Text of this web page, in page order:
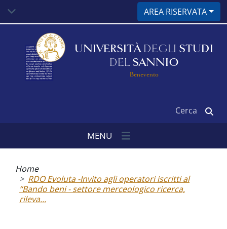
contenuto
AREA RISERVATA
UNIVERSITÀ DEGLI STUDI
DEL SANNIO
Benevento
MENU
pane
Home
RDO Evoluta -Invito agli operatori iscritti al
“Bando beni - settore merceologico ricerca,
rileva...